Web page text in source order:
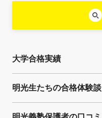
大学合格実績
明光生たちの合格体験談